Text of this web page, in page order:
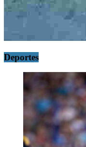
Deportes